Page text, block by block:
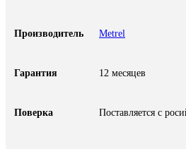
Производитель Metrel
Гарантия 12 месяцев
Поверка Поставляется с